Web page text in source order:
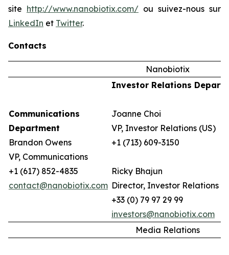
site http://www.nanobiotix.com/ ou suivez-nous sur
LinkedIn et Twitter.
Contacts
Nanobiotix
Communications
Department
Brandon Owens
VP, Communications
+1 (617) 852-4835
contact@nanobiotix.com
Investor Relations
Joanne Choi
VP, Investor Relations (US)
+1 (713) 609-3150
Ricky Bhajun
Director, Investor Relations
+33 (0) 79 97 29 99
investors@nanobiotix.com
Media Relations